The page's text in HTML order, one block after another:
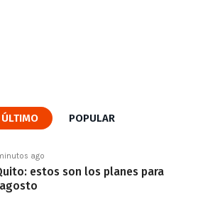
POPULAR
ago
estos son los planes para